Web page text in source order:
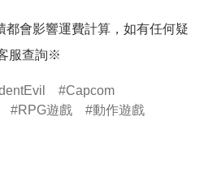
會影響運費計算，如有任何疑
服查詢※
Capcom
RPG遊戲
動作遊戲